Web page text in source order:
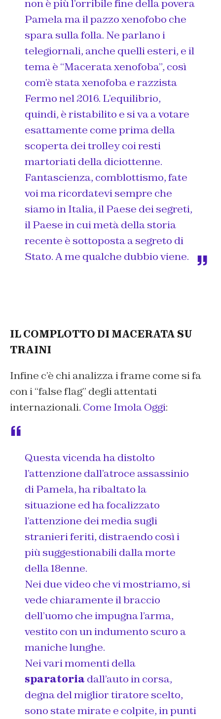
non è più l’orribile fine della povera
Pamela ma il pazzo xenofobo che
spara sulla folla. Ne parlano i
telegiornali, anche quelli esteri, e il
tema è “Macerata xenofoba”, così
com’è stata xenofoba e razzista
Fermo nel 2016. L’equilibrio,
quindi, è ristabilito e si va a votare
esattamente come prima della
scoperta dei trolley coi resti
martoriati della diciottenne.
Fantascienza, comblottismo, fate
voi ma ricordatevi sempre che
siamo in Italia, il Paese dei segreti,
il Paese in cui metà della storia
recente è sottoposta a segreto di
Stato. A me qualche dubbio viene.
IL COMPLOTTO DI MACERATA SU
TRAINI
Infine c’è chi analizza i frame come si fa
con i “false flag” degli attentati
internazionali. Come Imola Oggi:
Questa vicenda ha distolto
l’attenzione dall’atroce assassinio
di Pamela, ha ribaltato la
situazione ed ha focalizzato
l’attenzione dei media sugli
stranieri feriti, distraendo così i
più suggestionabili dalla morte
della 18enne.
Nei due video che vi mostriamo, si
vede chiaramente il braccio
dell’uomo che impugna l’arma,
vestito con un indumento scuro a
maniche lunghe.
Nei vari momenti della
sparatoria dall’auto in corsa,
degna del miglior tiratore scelto,
sono state mirate e colpite, in punti